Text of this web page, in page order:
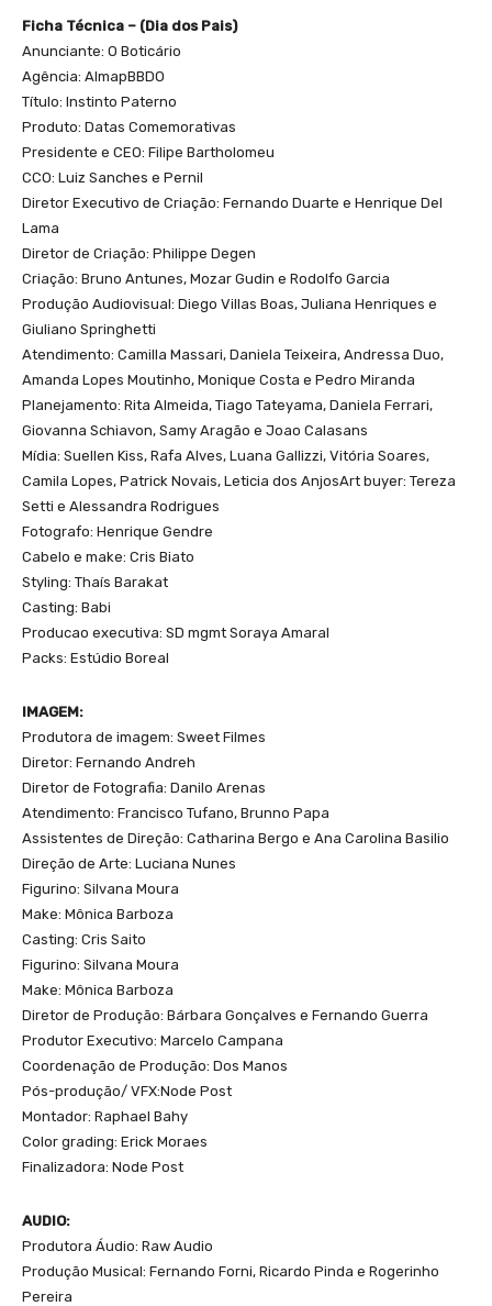
Ficha Técnica – (Dia dos Pais)
Anunciante: O Boticário
Agência: AlmapBBDO
Título: Instinto Paterno
Produto: Datas Comemorativas
Presidente e CEO: Filipe Bartholomeu
CCO: Luiz Sanches e Pernil
Diretor Executivo de Criação: Fernando Duarte e Henrique Del
Lama
Diretor de Criação: Philippe Degen
Criação: Bruno Antunes, Mozar Gudin e Rodolfo Garcia
Produção Audiovisual: Diego Villas Boas, Juliana Henriques e
Giuliano Springhetti
Atendimento: Camilla Massari, Daniela Teixeira, Andressa Duo,
Amanda Lopes Moutinho, Monique Costa e Pedro Miranda
Planejamento: Rita Almeida, Tiago Tateyama, Daniela Ferrari,
Giovanna Schiavon, Samy Aragão e Joao Calasans
Mídia: Suellen Kiss, Rafa Alves, Luana Gallizzi, Vitória Soares,
Camila Lopes, Patrick Novais, Leticia dos AnjosArt buyer: Tereza
Setti e Alessandra Rodrigues
Fotografo: Henrique Gendre
Cabelo e make: Cris Biato
Styling: Thaís Barakat
Casting: Babi
Producao executiva: SD mgmt Soraya Amaral
Packs: Estúdio Boreal
IMAGEM:
Produtora de imagem: Sweet Filmes
Diretor: Fernando Andreh
Diretor de Fotografia: Danilo Arenas
Atendimento: Francisco Tufano, Brunno Papa
Assistentes de Direção: Catharina Bergo e Ana Carolina Basilio
Direção de Arte: Luciana Nunes
Figurino: Silvana Moura
Make: Mônica Barboza
Casting: Cris Saito
Figurino: Silvana Moura
Make: Mônica Barboza
Diretor de Produção: Bárbara Gonçalves e Fernando Guerra
Produtor Executivo: Marcelo Campana
Coordenação de Produção: Dos Manos
Pós-produção/ VFX:Node Post
Montador: Raphael Bahy
Color grading: Erick Moraes
Finalizadora: Node Post
AUDIO:
Produtora Áudio: Raw Audio
Produção Musical: Fernando Forni, Ricardo Pinda e Rogerinho
Pereira